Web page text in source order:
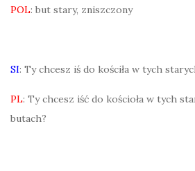
POL: but stary, zniszczony
SI: Ty chcesz iś do kościła w tych
PL: Ty chcesz iść do kościoła w tych
butach?